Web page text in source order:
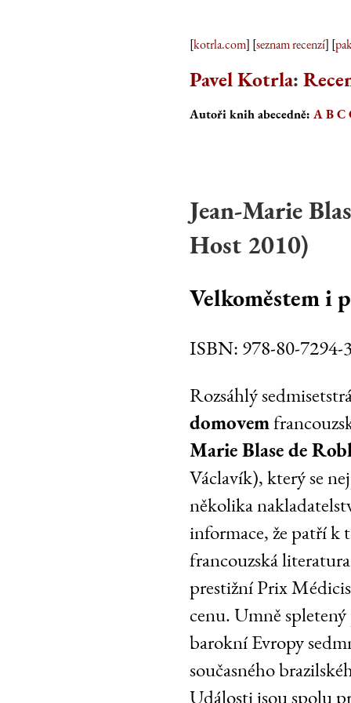
[kotrla.com] [seznam recenzí] [
Pavel Kotrla:
Autoři knih abecedně: ABC
Jean-Marie
Host 2010)
Velkoměstem i
ISBN: 978-80-7294-
Rozsáhlý
domovem
Marie Blase de
Václavík), který se
několika
informace, že patří k
francouzská
prestižní Prix
cenu. Umně
barokní Evropy
současného
Události jsou spolu